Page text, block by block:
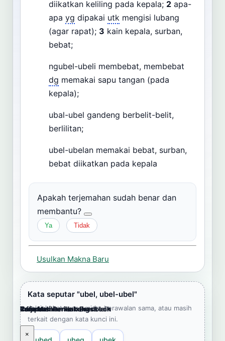
diikatkan keliling pada kepala; 2 apa-
apa yg dipakai utk mengisi lubang
(agar rapat); 3 kain kepala, surban,
bebat;
ngubel-ubeli membebat, membebat
dg memakai sapu tangan (pada
kepala);
ubal-ubel gandeng berbelit-belit,
berlilitan;
ubel-ubelan memakai bebat, surban,
bebat diikatkan pada kepala
Apakah terjemahan sudah benar dan
membantu?
Ya Tidak
Usulkan Makna Baru
Cara Memberikan Feedback
×
Lampiran
×
Referensi Pendukung
×
Informasi
×
Terjemahkan ke bahasa lain
×
Kata seputar "ubel, ubel-ubel"
Jelajahi kata yang mirip, berawalan sama, atau masih
terkait dengan kata kunci ini.